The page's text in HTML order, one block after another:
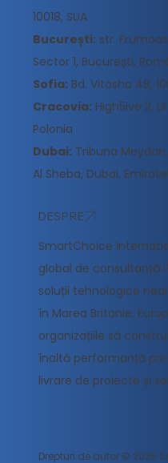
10018, SUA
București: str.
Sector 1, București,
Sofia: Bd. Vitosha 48,
Cracovia: High5ive 2,
Polonia
Dubai: Tribuna
Al Sheba, Dubai,
DESPRE
SmartChoice
global de consultanță
soluții tehnologice
în Marea Britanie,
organizațiile să
înaltă performanță
livrare de proiecte și
Drepturi de autor © 2025